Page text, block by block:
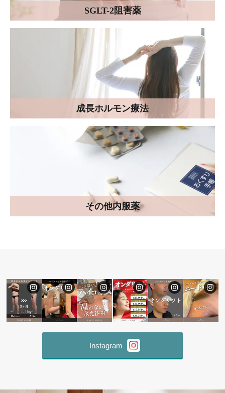
SGLT-2阻害薬
成長ホルモン療法
その他内服薬
Instagram